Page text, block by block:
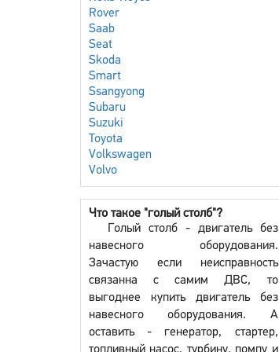
Rover
Saab
Seat
Skoda
Smart
Ssangyong
Subaru
Suzuki
Toyota
Volkswagen
Volvo
Что такое "голый столб"?
Голый столб - двигатель без
навесного оборудования.
Зачастую если неисправность
связанна с самим ДВС, то
выгоднее купить двигатель без
навесного оборудования. А
оставить - генератор, стартер,